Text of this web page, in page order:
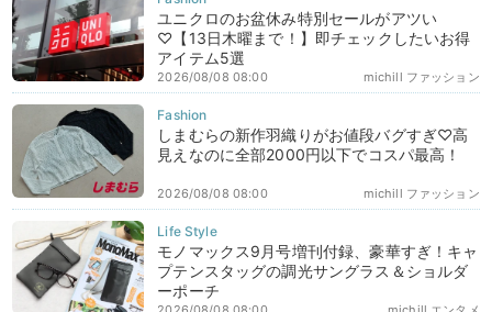
ユニクロのお盆休み特別セールがアツい
♡【13日木曜まで！】即チェックしたいお得
アイテム5選
michill ファッション
2026/08/08 08:00
しまむらの新作羽織りがお値段バグすぎ♡高
見えなのに全部2000円以下でコスパ最高！
michill ファッション
2026/08/08 08:00
モノマックス9月号増刊付録、豪華すぎ！キャ
プテンスタッグの調光サングラス＆ショルダ
ーポーチ